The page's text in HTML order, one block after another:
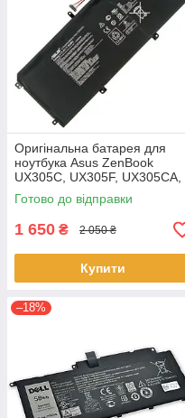
Оригінальна батарея для
ноутбука Asus ZenBook
UX305C, UX305F, UX305CA,
UX305FA - C31N1411 (+11.4 V
45Wh) АКБ
Готово до відправки
1 650 ₴ 2 050 ₴
Купити
–18%